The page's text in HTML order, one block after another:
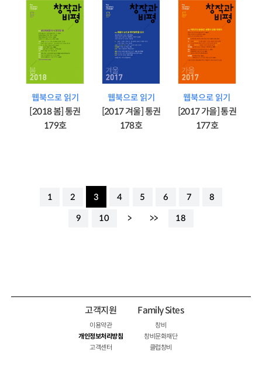
웹북으로 읽기
[2018 봄] 통권
179호
웹북으로 읽기
[2017 겨울] 통권
178호
웹북으로 읽기
[2017 가을] 통권
177호
1 2 3 4 5 6 7 8
9 10 > >> 18
고객지원
이용약관
개인정보처리방침
고객센터
Family Sites
창비
창비문화재단
클럽창비